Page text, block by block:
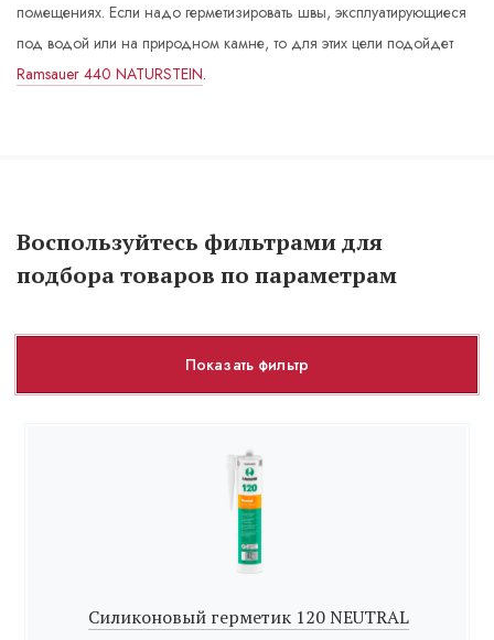
помещениях. Если надо герметизировать швы, эксплуатирующиеся
под водой или на природном камне, то для этих цели подойдет
Ramsauer 440 NATURSTEIN.
Воспользуйтесь фильтрами для
подбора товаров по параметрам
Показать фильтр
Силиконовый герметик 120 NEUTRAL